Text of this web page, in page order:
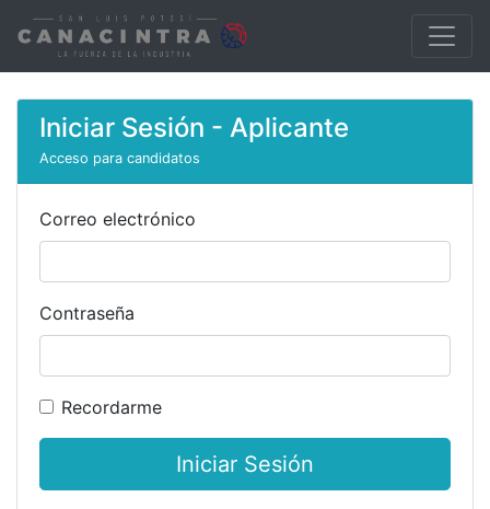
Iniciar Sesión - Aplicante
Acceso para candidatos
Correo electrónico
Contraseña
Recordarme
Iniciar Sesión